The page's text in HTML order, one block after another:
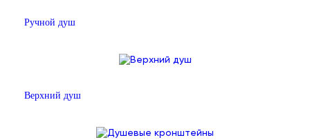
Ручной душ
Верхний душ